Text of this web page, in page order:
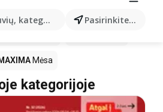
kategorijų, produktų... Pasirinkite miestą
Mėsa
kategorijoje